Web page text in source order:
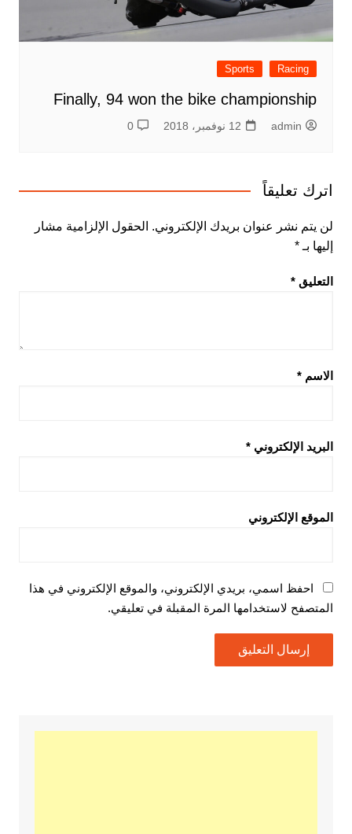
Racing
Sports
Finally, 94 won the bike championship
admin 12 نوفمبر، 2018 0
اترك تعليقاً
لن يتم نشر عنوان بريدك الإلكتروني. الحقول الإلزامية مشار
إليها بـ *
التعليق *
الاسم *
البريد الإلكتروني *
الموقع الإلكتروني
احفظ اسمي، بريدي الإلكتروني، والموقع الإلكتروني في هذا
المتصفح لاستخدامها المرة المقبلة في تعليقي.